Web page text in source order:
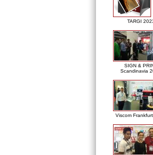
TARGI
SIGN &
Scandinavia
Viscom